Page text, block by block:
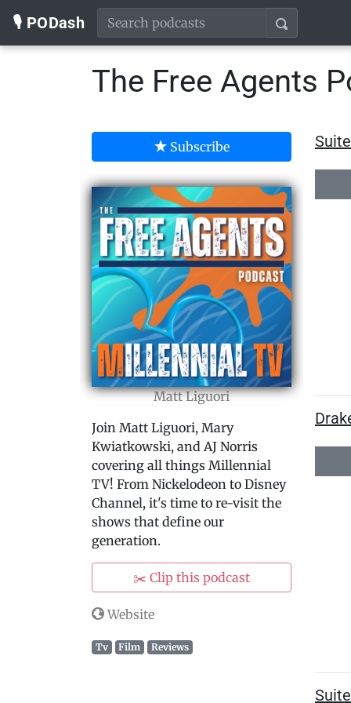
🎙️ PODash
The Free Agents
Subscribe
Matt Liguori
Join Matt Liguori, Mary
Kwiatkowski, and AJ Norris
covering all things Millennial
TV! From Nickelodeon to Disney
Channel, it's time to re-visit the
shows that define our
generation.
✂️ Clip this podcast
Website
Tv Film Reviews